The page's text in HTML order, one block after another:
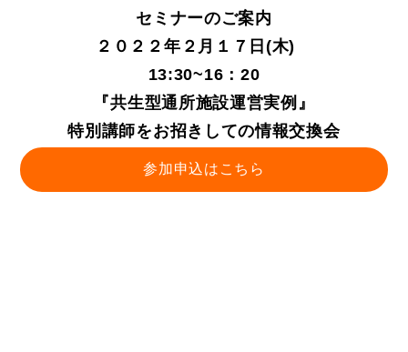
セミナーのご案内
２０２２年２月１７日(木)
13:30~16：20
『共生型通所施設運営実例』
特別講師をお招きしての情報交換会
参加申込はこちら